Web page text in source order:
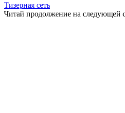
Тизерная сеть
Читай продолжение на следующей